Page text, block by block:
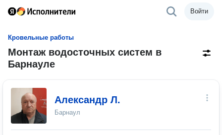
Войти
Кровельные работы
Монтаж водосточных систем в
Барнауле
Александр Л.
Барнаул